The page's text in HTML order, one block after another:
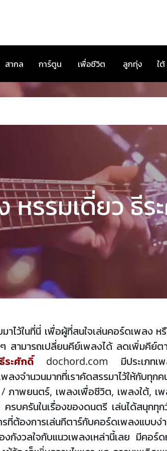
สากล การ์ตูน เพื่อชีวิต ลูกทุ่ง ใต้
หรรมเดี่ยว ธีร
าไว้ในที่นี่ เพื่อผู้ที่สนใจเล่นคอร์ดเพลง
สามารถเปลี่ยนคีย์เพลงได้ ลดเพิ่มคีย์ต
ะศักดิ์ dochord.com มีประเภทเพ
ำนวนมากที่เราคัดสรรมาไว้ให้กับทุกค
าพยนตร์, เพลงเพื่อชีวิต, เพลงใต้, เ
บครันในเรื่องของดนตรี เล่นได้สนุกทุ
ที่ต้องการเล่นกีตาร์กับคอร์ดเพลงแบบง่
องกังวลใจกับแนวเพลงเหล่านี้เลย มีค